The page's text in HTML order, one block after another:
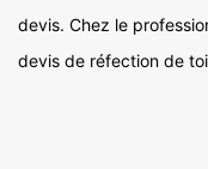
devis. Chez le
devis de réfection de